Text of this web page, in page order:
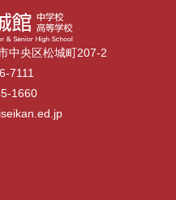
中央区松城町207-2
7111
1660